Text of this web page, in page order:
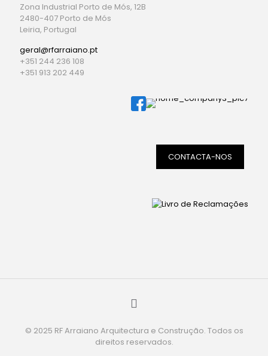
Zona Industrial Porto de Mós, 12B
2480-407 Porto de Mós
Leiria, Portugal
geral@rfarraiano.pt
+351 244 236 108
+351 913 202 449
CONTACTA-NOS
© 2025 RF Arraiano Arquitectura e Construção. Todos os
direitos reservados.